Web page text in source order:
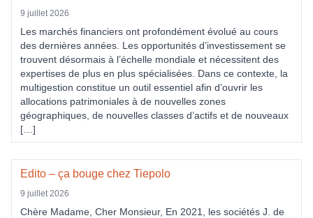
9 juillet 2026
Les marchés financiers ont profondément évolué au cours
des dernières années. Les opportunités d’investissement se
trouvent désormais à l’échelle mondiale et nécessitent des
expertises de plus en plus spécialisées. Dans ce contexte, la
multigestion constitue un outil essentiel afin d’ouvrir les
allocations patrimoniales à de nouvelles zones
géographiques, de nouvelles classes d’actifs et de nouveaux
[…]
Edito – ça bouge chez Tiepolo
9 juillet 2026
Chère Madame, Cher Monsieur, En 2021, les sociétés J. de